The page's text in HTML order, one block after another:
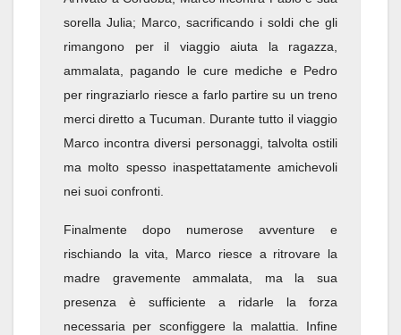
sorella Julia; Marco, sacrificando i soldi che gli
rimangono per il viaggio aiuta la ragazza,
ammalata, pagando le cure mediche e Pedro
per ringraziarlo riesce a farlo partire su un treno
merci diretto a Tucuman. Durante tutto il viaggio
Marco incontra diversi personaggi, talvolta ostili
ma molto spesso inaspettatamente amichevoli
nei suoi confronti.
Finalmente dopo numerose avventure e
rischiando la vita, Marco riesce a ritrovare la
madre gravemente ammalata, ma la sua
presenza è sufficiente a ridarle la forza
necessaria per sconfiggere la malattia. Infine